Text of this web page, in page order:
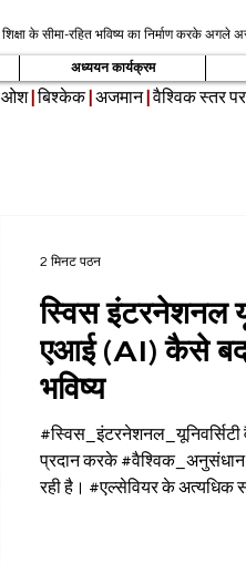
शिक्षा के सीमा-रहित भविष्य का निर्माण करके अगले
अध्ययन कार्यक्रम
ओश बिश्केक अजमान |वैश्विक स्तर पर
स्विस इंटरनेशनल
एआई (AI) कैसे
भविष्य
#स्विस_इंटरनेशनल_यूनिवर्सिटी
प्रदान करके #वैश्विक_अनुसंधान
रही है। #एल्सेवियर के अत्यधिक
2 मिनट पठन